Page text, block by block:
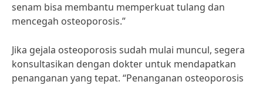
senam bisa membantu memperkuat tulang dan
mencegah osteoporosis.”
Jika gejala osteoporosis sudah mulai muncul, segera
konsultasikan dengan dokter untuk mendapatkan
penanganan yang tepat. “Penanganan osteoporosis